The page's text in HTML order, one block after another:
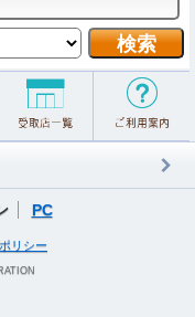
PC
リシー